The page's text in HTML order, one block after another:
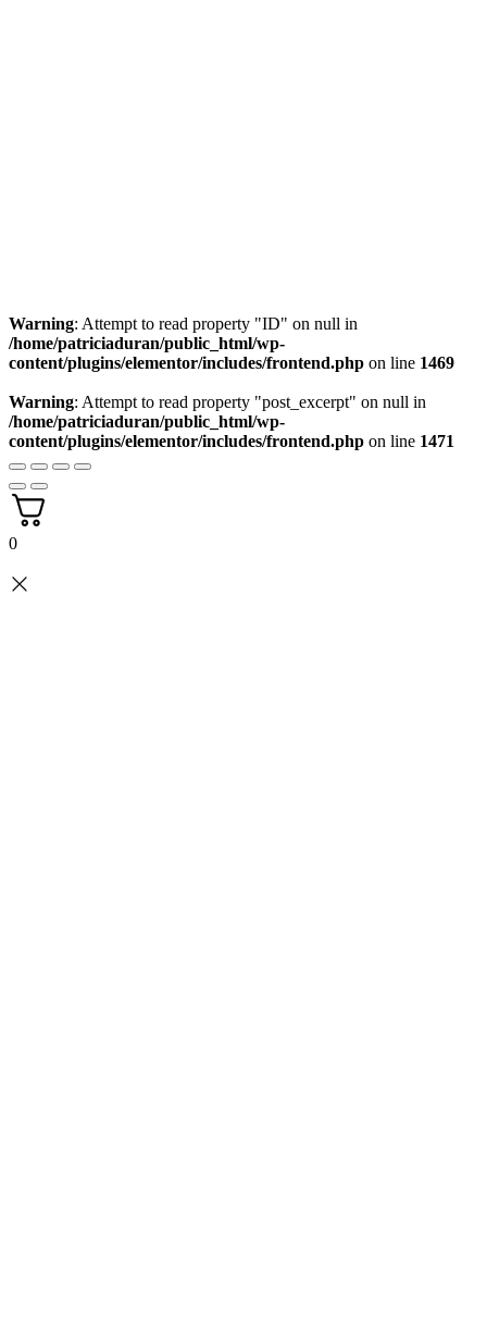
Warning: Attempt to read property "ID" on null in
/home/patriciaduran/public_html/wp-
content/plugins/elementor/includes/frontend.php on line 1469
Warning: Attempt to read property "post_excerpt" on null in
/home/patriciaduran/public_html/wp-
content/plugins/elementor/includes/frontend.php on line 1471
0